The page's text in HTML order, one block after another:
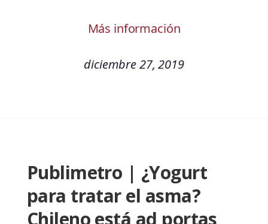
Más información
diciembre 27, 2019
Publimetro | ¿Yogurt
para tratar el asma?
Chileno está ad portas